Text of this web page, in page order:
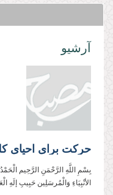
آرشیو
بِسْمِ اللَّهِ الرَّحْمَنِ الرَّحِيم
الأنْبِیَاءِ وَالْمُرسَلِین حَبِیبِ إلَهِ